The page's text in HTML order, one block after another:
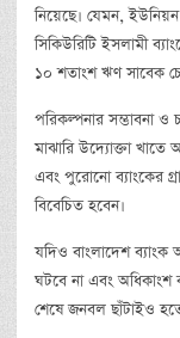
নিয়েছে। যেমন,
সিকিউরিটি ইসলামী
১০ শতাংশ ঋণ সাবেক
পরিকল্পনার সম্ভাবনা ও
মাঝারি উদ্যোক্তা খাতে
এবং পুরোনো ব্যাংকের
বিবেচিত হবেন।
যদিও বাংলাদেশ ব্যাংক
ঘটবে না এবং অধিকাংশ
শেষে জনবল ছাঁটাইও